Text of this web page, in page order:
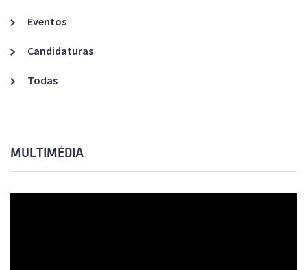
Eventos
Candidaturas
Todas
MULTIMÉDIA